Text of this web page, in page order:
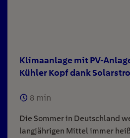
Klimaanlage mit PV-
Kühler Kopf dank
8 min
Die Sommer in Deutschland
langjährigen Mittel immer